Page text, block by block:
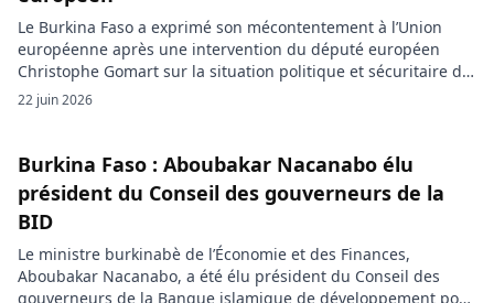
Le Burkina Faso a exprimé son mécontentement à l’Union
européenne après une intervention du député européen
Christophe Gomart sur la situation politique et sécuritaire du
pays. L’ambassadeur de l’Union européenne à Ouagadougou
a été reçu, lundi 22 juin 2026, au ministère burkinabè des
Jean-Marie Traoré, a […]
22 juin 2026
Burkina Faso : Aboubakar Nacanabo élu
président du Conseil des gouverneurs de la
BID
Le ministre burkinabè de l’Économie et des Finances,
Aboubakar Nacanabo, a été élu président du Conseil des
gouverneurs de la Banque islamique de développement pour